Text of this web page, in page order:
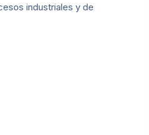
industriales y de